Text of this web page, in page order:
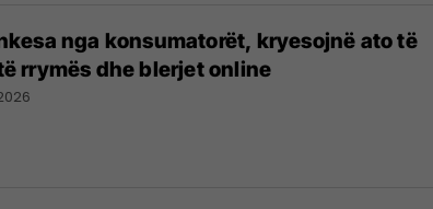
nga konsumatorët, kryesojnë ato të
rrymës dhe blerjet online